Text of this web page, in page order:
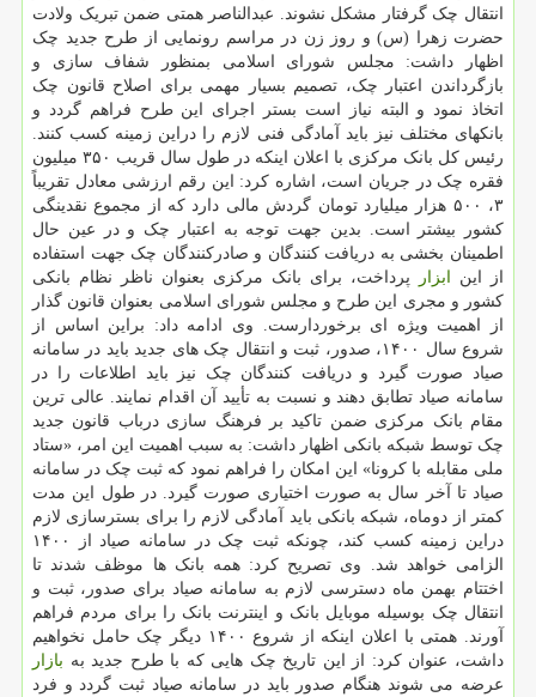
انتقال چک گرفتار مشکل نشوند. عبدالناصر همتی ضمن تبریک ولادت
حضرت زهرا (س) و روز زن در مراسم رونمایی از طرح جدید چک
اظهار داشت: مجلس شورای اسلامی بمنظور شفاف سازی و
بازگرداندن اعتبار چک، تصمیم بسیار مهمی برای اصلاح قانون چک
اتخاذ نمود و البته نیاز است بستر اجرای این طرح فراهم گردد و
بانکهای مختلف نیز باید آمادگی فنی لازم را دراین زمینه کسب کنند.
رئیس کل بانک مرکزی با اعلان اینکه در طول سال قریب ۳۵۰ میلیون
فقره چک در جریان است، اشاره کرد: این رقم ارزشی معادل تقریباً
۳، ۵۰۰ هزار میلیارد تومان گردش مالی دارد که از مجموع نقدینگی
کشور بیشتر است. بدین جهت توجه به اعتبار چک و در عین حال
اطمینان بخشی به دریافت کنندگان و صادرکنندگان چک جهت استفاده
از این ابزار
پرداخت، برای بانک مرکزی بعنوان ناظر نظام بانکی
کشور و مجری این طرح و مجلس شورای اسلامی بعنوان قانون گذار
از اهمیت ویژه ای برخوردارست. وی ادامه داد: براین اساس از
شروع سال ۱۴۰۰، صدور، ثبت و انتقال چک های جدید باید در سامانه
صیاد صورت گیرد و دریافت کنندگان چک نیز باید اطلاعات را در
سامانه صیاد تطابق دهند و نسبت به تأیید آن اقدام نمایند. عالی ترین
مقام بانک مرکزی ضمن تاکید بر فرهنگ سازی درباب قانون جدید
چک توسط شبکه بانکی اظهار داشت: به سبب اهمیت این امر، «ستاد
ملی مقابله با کرونا» این امکان را فراهم نمود که ثبت چک در سامانه
صیاد تا آخر سال به صورت اختیاری صورت گیرد. در طول این مدت
کمتر از دوماه، شبکه بانکی باید آمادگی لازم را برای بسترسازی لازم
دراین زمینه کسب کند، چونکه ثبت چک در سامانه صیاد از ۱۴۰۰
الزامی خواهد شد. وی تصریح کرد: همه بانک ها موظف شدند تا
اختتام بهمن ماه دسترسی لازم به سامانه صیاد برای صدور، ثبت و
انتقال چک بوسیله موبایل بانک و اینترنت بانک را برای مردم فراهم
آورند. همتی با اعلان اینکه از شروع ۱۴۰۰ دیگر چک حامل نخواهیم
داشت، عنوان کرد: از این تاریخ چک هایی که با طرح جدید به بازار
عرضه می شوند هنگام صدور باید در سامانه صیاد ثبت گردد و فرد